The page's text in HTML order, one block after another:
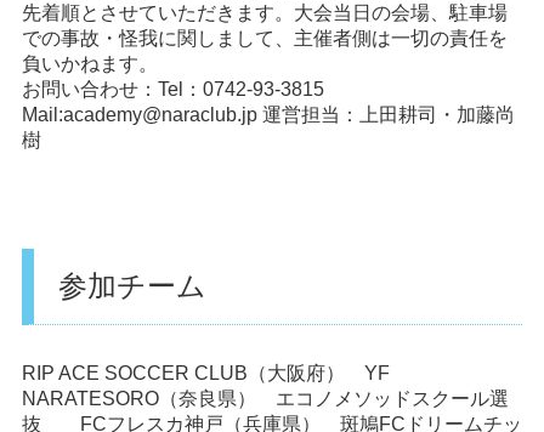
先着順とさせていただきます。大会当日の会場、駐車場
での事故・怪我に関しまして、主催者側は一切の責任を
負いかねます。
お問い合わせ：Tel：0742-93-3815
Mail:academy@naraclub.jp 運営担当：上田耕司・加藤尚
樹
参加チーム
RIP ACE SOCCER CLUB （大阪府） YF
NARATESORO（奈良県） エコノメソッドスクール選
抜
FCフレスカ神戸 （兵庫県） 斑鳩FCドリームチッ